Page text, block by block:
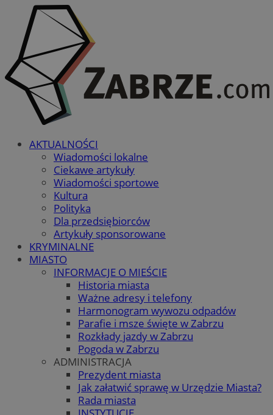
AKTUALNOŚCI
Wiadomości lokalne
Ciekawe artykuły
Wiadomości sportowe
Kultura
Polityka
Dla przedsiębiorców
Artykuły sponsorowane
KRYMINALNE
MIASTO
INFORMACJE O MIEŚCIE
Historia miasta
Ważne adresy i telefony
Harmonogram wywozu odpadów
Parafie i msze święte w Zabrzu
Rozkłady jazdy w Zabrzu
Pogoda w Zabrzu
ADMINISTRACJA
Prezydent miasta
Jak załatwić sprawę w Urzędzie Miasta?
Rada miasta